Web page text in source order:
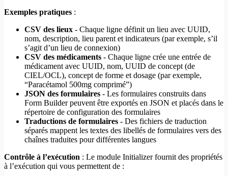
Exemples pratiques :
CSV des lieux - Chaque ligne définit un lieu avec UUID,
nom, description, lieu parent et indicateurs (par exemple, s’il
s’agit d’un lieu de connexion)
CSV des médicaments - Chaque ligne crée une entrée de
médicament avec UUID, nom, UUID de concept (de
CIEL/OCL), concept de forme et dosage (par exemple,
“Paracétamol 500mg comprimé”)
JSON des formulaires - Les formulaires construits dans
Form Builder peuvent être exportés en JSON et placés dans le
répertoire de configuration des formulaires
Traductions de formulaires - Des fichiers de traduction
séparés mappent les textes des libellés de formulaires vers des
chaînes traduites pour différentes langues
Contrôle à l’exécution : Le module Initializer fournit des propriétés
à l’exécution qui vous permettent de :